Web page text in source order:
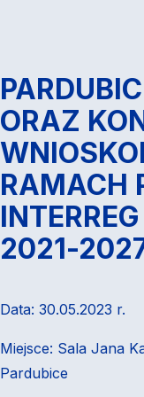
ORAZ
RAMACH
2021-
Data: 30.05.2023 r.
Miejsce: Sala Jana
Pardubice